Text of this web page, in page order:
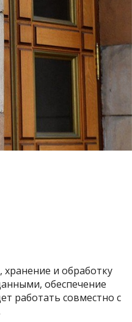
хранение и обработку
обеспечение
работать совместно с